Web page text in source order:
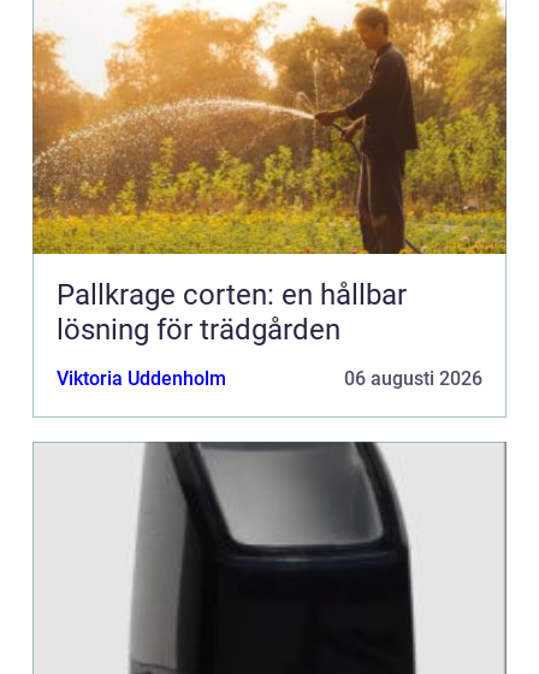
Pallkrage corten: en hållbar
lösning för trädgården
Viktoria Uddenholm 06 augusti 2026